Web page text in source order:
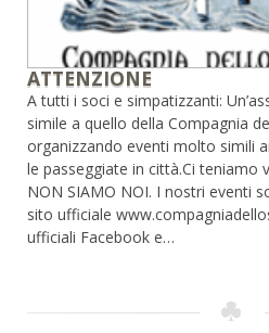
ATTENZIONE
A tutti i soci e simpatizzanti:
simile a quello della Compagnia
organizzando eventi molto simili
le passeggiate in città.Ci teniamo
NON SIAMO NOI. I nostri eventi
sito ufficiale
ufficiali Facebook e…